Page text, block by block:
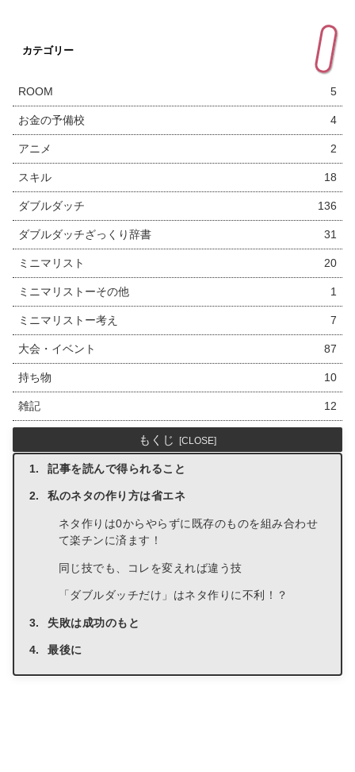
カテゴリー
ROOM 5
お金の予備校 4
アニメ 2
スキル 18
ダブルダッチ 136
ダブルダッチざっくり辞書 31
ミニマリスト 20
ミニマリストーその他 1
ミニマリストー考え 7
大会・イベント 87
持ち物 10
雑記 12
もくじ
記事を読んで得られること
私のネタの作り方は省エネ
ネタ作りは0からやらずに既存のものを組み合わせ
て楽チンに済ます！
同じ技でも、コレを変えれば違う技
「ダブルダッチだけ」はネタ作りに不利！？
失敗は成功のもと
最後に